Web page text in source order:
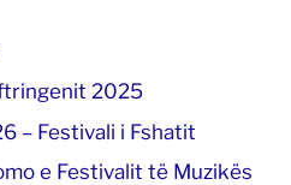
2025
– Festivali i Fshatit
e Festivalit të Muzikës